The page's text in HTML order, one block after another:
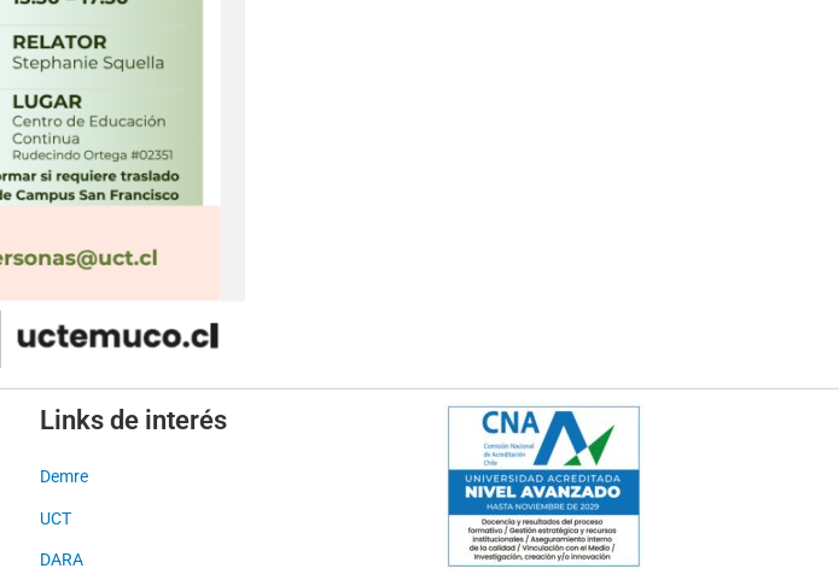
Links de interés
Demre
UCT
DARA